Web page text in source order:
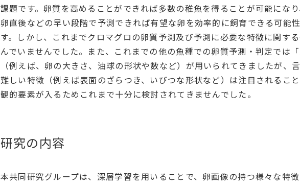
課題です。卵質を高めることができれば多数の稚魚を得ることが可能にな
卵直後などの早い段階で予測できれば有望な卵を効率的に飼育できる可能
す。しかし、これまでクロマグロの卵質予測及び予測に必要な特徴に関す
んでいませんでした。また、これまでの他の魚種での卵質予測・判定では「
（例えば、卵の大きさ、油球の形状や数など）が用いられてきましたが、
難しい特徴（例えば表面のざらつき、いびつな形状など）は注目されるこ
観的要素が入るためこれまで十分に検討されてきませんでした。
研究の内容
本共同研究グループは、深層学習を用いることで、卵画像の持つ様々な特